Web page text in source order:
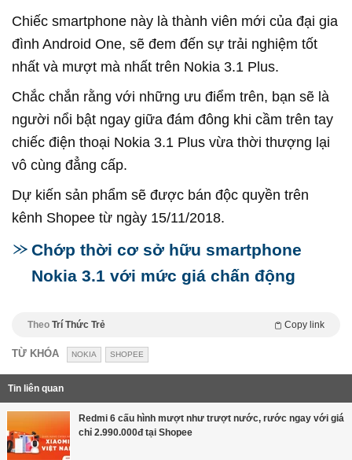
Chiếc smartphone này là thành viên mới của đại gia
đình Android One, sẽ đem đến sự trải nghiệm tốt
nhất và mượt mà nhất trên Nokia 3.1 Plus.
Chắc chắn rằng với những ưu điểm trên, bạn sẽ là
người nổi bật ngay giữa đám đông khi cầm trên tay
chiếc điện thoại Nokia 3.1 Plus vừa thời thượng lại
vô cùng đẳng cấp.
Dự kiến sản phẩm sẽ được bán độc quyền trên
kênh Shopee từ ngày 15/11/2018.
Chớp thời cơ sở hữu smartphone
Nokia 3.1 với mức giá chấn động
Theo Trí Thức Trẻ Copy link
TỪ KHÓA NOKIA SHOPEE
Tin liên quan
Redmi 6 cấu hình mượt như trượt nước, rước ngay với giá
chỉ 2.990.000đ tại Shopee